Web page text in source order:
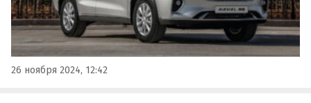
26 ноября 2024, 12:42